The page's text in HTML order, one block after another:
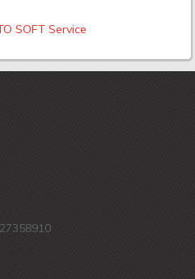
SOFT Service